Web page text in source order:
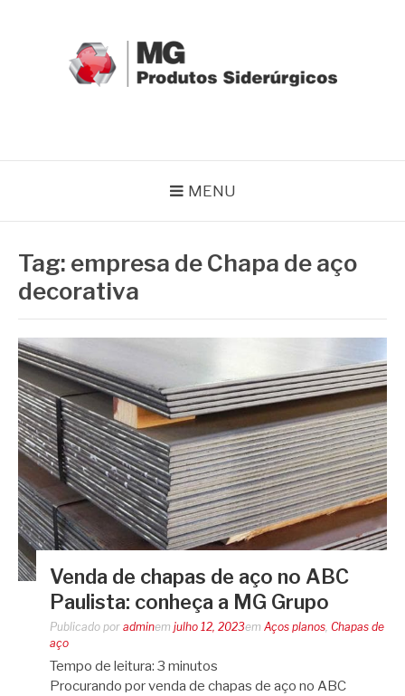
MENU
Tag: empresa de Chapa de aço
decorativa
Venda de chapas de aço no ABC
Paulista: conheça a MG Grupo
Publicado por adminem julho 12, 2023em Aços planos, Chapas de
aço
Tempo de leitura: 3 minutos
Procurando por venda de chapas de aço no ABC